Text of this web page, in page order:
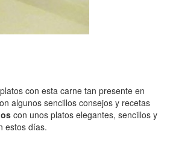
con esta carne tan presente en
algunos sencillos consejos y recetas
con unos platos elegantes, sencillos y
estos días.